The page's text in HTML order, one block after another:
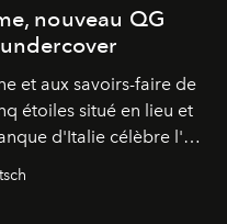
nouveau QG
et aux savoirs-faire de
étoiles situé en lieu et
d'Italie célèbre l'art
élégance intemporelle.